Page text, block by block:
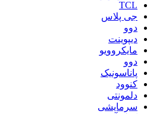
TCL
جی پلاس
دوو
دیپوینت
مایکروویو
دوو
پاناسونیک
کنوود
دلمونتی
سرمایشی